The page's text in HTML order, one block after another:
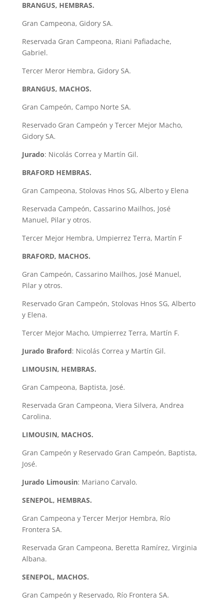
BRANGUS, HEMBRAS.
Gran Campeona, Gidory SA.
Reservada Gran Campeona, Riani Pafiadache,
Gabriel.
Tercer Meror Hembra, Gidory SA.
BRANGUS, MACHOS.
Gran Campeón, Campo Norte SA.
Reservado Gran Campeón y Tercer Mejor Macho,
Gidory SA.
Jurado: Nicolás Correa y Martín Gil.
BRAFORD HEMBRAS.
Gran Campeona, Stolovas Hnos SG, Alberto y Elena
Reservada Campeón, Cassarino Mailhos, José
Manuel, Pilar y otros.
Tercer Mejor Hembra, Umpierrez Terra, Martín F
BRAFORD, MACHOS.
Gran Campeón, Cassarino Mailhos, José Manuel,
Pilar y otros.
Reservado Gran Campeón, Stolovas Hnos SG, Alberto
y Elena.
Tercer Mejor Macho, Umpierrez Terra, Martín F.
Jurado Braford: Nicolás Correa y Martín Gil.
LIMOUSIN, HEMBRAS.
Gran Campeona, Baptista, José.
Reservada Gran Campeona, Viera Silvera, Andrea
Carolina.
LIMOUSIN, MACHOS.
Gran Campeón y Reservado Gran Campeón, Baptista,
José.
Jurado Limousin: Mariano Carvalo.
SENEPOL, HEMBRAS.
Gran Campeona y Tercer Merjor Hembra, Río
Frontera SA.
Reservada Gran Campeona, Beretta Ramírez, Virginia
Albana.
SENEPOL, MACHOS.
Gran Campeón y Reservado, Río Frontera SA.